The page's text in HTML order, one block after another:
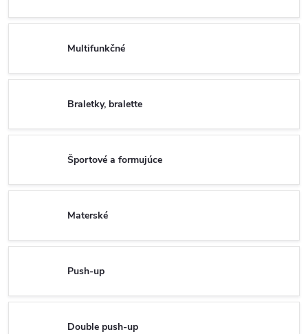
Multifunkčné
Braletky, bralette
Športové a formujúce
Materské
Push-up
Double push-up